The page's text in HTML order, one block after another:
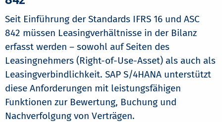
Seit Einführung der Standards IFRS 16 und ASC
842 müssen Leasingverhältnisse in der Bilanz
erfasst werden – sowohl auf Seiten des
Leasingnehmers (Right-of-Use-Asset) als auch als
Leasingverbindlichkeit. SAP S/4HANA unterstützt
diese Anforderungen mit leistungsfähigen
Funktionen zur Bewertung, Buchung und
Nachverfolgung von Verträgen.